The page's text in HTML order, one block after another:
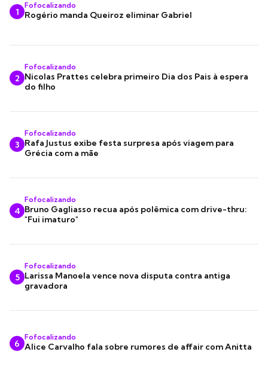
1
Fofocalizando
Rogério manda Queiroz eliminar Gabriel
2
Fofocalizando
Nicolas Prattes celebra primeiro Dia dos Pais à espera
do filho
3
Fofocalizando
Rafa Justus exibe festa surpresa após viagem para
Grécia com a mãe
4
Fofocalizando
Bruno Gagliasso recua após polêmica com drive-thru:
"Fui imaturo"
5
Fofocalizando
Larissa Manoela vence nova disputa contra antiga
gravadora
6
Fofocalizando
Alice Carvalho fala sobre rumores de affair com Anitta